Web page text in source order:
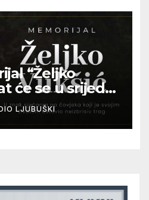
“Željko
će se u srijedu
Otoku
LJUBUŠKI